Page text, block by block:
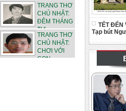
TẾT ĐẾN
Tạp bút
TRANG THƠ
CHỦ NHẬT:
ĐÊM THÁNG
TƯ - ...
TRANG THƠ
CHỦ NHẬT:
CHƠI VỚI
CON - ...